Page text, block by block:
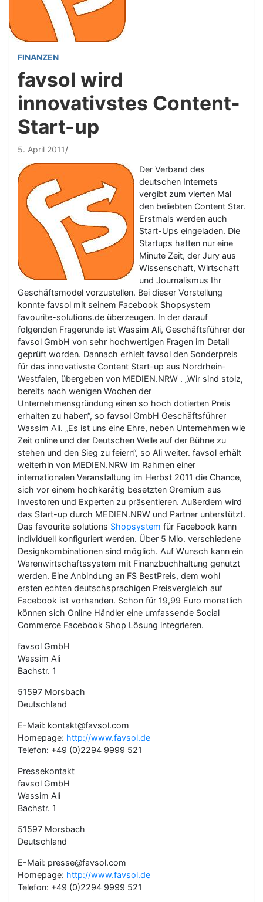
FINANZEN
favsol wird
innovativstes Content-
Start-up
5. April 2011
Der Verband des
deutschen Internets
vergibt zum vierten Mal
den beliebten Content Star.
Erstmals werden auch
Start-Ups eingeladen. Die
Startups hatten nur eine
Minute Zeit, der Jury aus
Wissenschaft, Wirtschaft
und Journalismus Ihr
Geschäftsmodel vorzustellen. Bei dieser Vorstellung
konnte favsol mit seinem Facebook Shopsystem
favourite-solutions.de überzeugen. In der darauf
folgenden Fragerunde ist Wassim Ali, Geschäftsführer der
favsol GmbH von sehr hochwertigen Fragen im Detail
geprüft worden. Dannach erhielt favsol den Sonderpreis
für das innovativste Content Start-up aus Nordrhein-
Westfalen, übergeben von MEDIEN.NRW . „Wir sind stolz,
bereits nach wenigen Wochen der
Unternehmensgründung einen so hoch dotierten Preis
erhalten zu haben“, so favsol GmbH Geschäftsführer
Wassim Ali. „Es ist uns eine Ehre, neben Unternehmen wie
Zeit online und der Deutschen Welle auf der Bühne zu
stehen und den Sieg zu feiern“, so Ali weiter. favsol erhält
weiterhin von MEDIEN.NRW im Rahmen einer
internationalen Veranstaltung im Herbst 2011 die Chance,
sich vor einem hochkarätig besetzten Gremium aus
Investoren und Experten zu präsentieren. Außerdem wird
das Start-up durch MEDIEN.NRW und Partner unterstützt.
Das favourite solutions Shopsystem für Facebook kann
individuell konfiguriert werden. Über 5 Mio. verschiedene
Designkombinationen sind möglich. Auf Wunsch kann ein
Warenwirtschaftssystem mit Finanzbuchhaltung genutzt
werden. Eine Anbindung an FS BestPreis, dem wohl
ersten echten deutschsprachigen Preisvergleich auf
Facebook ist vorhanden. Schon für 19,99 Euro monatlich
können sich Online Händler eine umfassende Social
Commerce Facebook Shop Lösung integrieren.
favsol GmbH
Wassim Ali
Bachstr. 1
51597 Morsbach
Deutschland
E-Mail: kontakt@favsol.com
Homepage: http://www.favsol.de
Telefon: +49 (0)2294 9999 521
Pressekontakt
favsol GmbH
Wassim Ali
Bachstr. 1
51597 Morsbach
Deutschland
E-Mail: presse@favsol.com
Homepage: http://www.favsol.de
Telefon: +49 (0)2294 9999 521